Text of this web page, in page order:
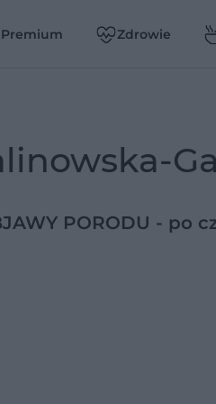
Premium Zdrowie
PORODU - po